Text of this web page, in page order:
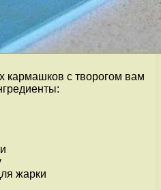
кармашков с творогом вам
жарки